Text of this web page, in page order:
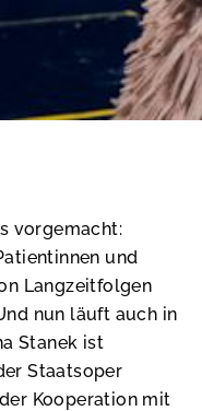
vorgemacht:
und
Langzeitfolgen
nun läuft auch in
Stanek ist
Staatsoper
Kooperation mit